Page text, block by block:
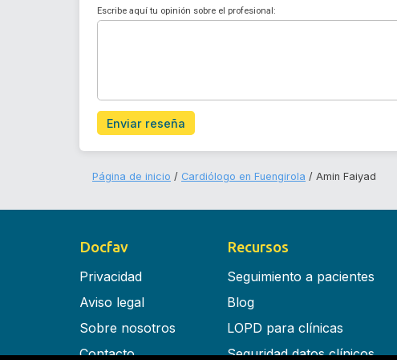
Escribe aquí tu opinión sobre el profesional:
Enviar reseña
Página de inicio Cardiólogo en Fuengirola Amin Faiyad
Docfav
Privacidad
Aviso legal
Sobre nosotros
Contacto
Recursos
Seguimiento a pacientes
Blog
LOPD para clínicas
Seguridad datos clínicos